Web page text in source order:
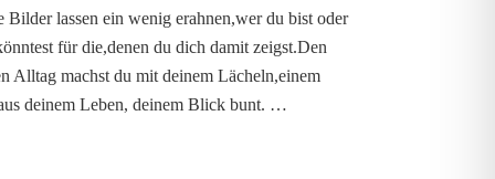
Bilder lassen ein wenig erahnen,wer du bist oder
für die,denen du dich damit zeigst.Den
Alltag machst du mit deinem Lächeln,einem
deinem Leben, deinem Blick bunt. …